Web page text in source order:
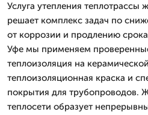
Услуга утепления теплотрассы
решает комплекс задач по
от коррозии и продлению
Уфе мы применяем
теплоизоляция на
теплоизоляционная краска и
покрытия для трубопроводов.
теплосети образует